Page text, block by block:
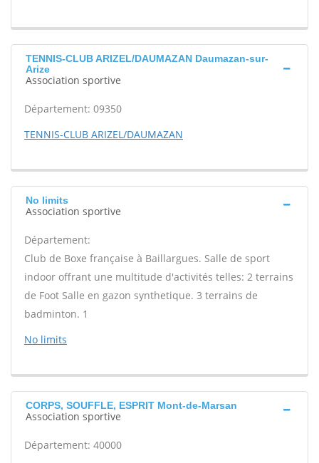
TENNIS-CLUB ARIZEL/DAUMAZAN Daumazan-sur-
Arize
Association sportive
Département: 09350
TENNIS-CLUB ARIZEL/DAUMAZAN
No limits
Association sportive
Département:
Club de Boxe française à Baillargues. Salle de sport
indoor offrant une multitude d'activités telles: 2 terrains
de Foot Salle en gazon synthetique. 3 terrains de
badminton. 1
No limits
CORPS, SOUFFLE, ESPRIT Mont-de-Marsan
Association sportive
Département: 40000